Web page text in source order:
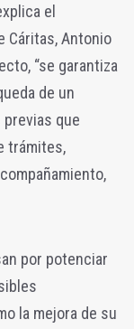
el
Cáritas, Antonio
“se garantiza
de un
que
trámites,
por potenciar
la mejora de su